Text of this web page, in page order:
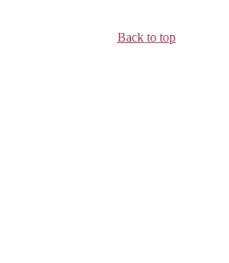
Back to top